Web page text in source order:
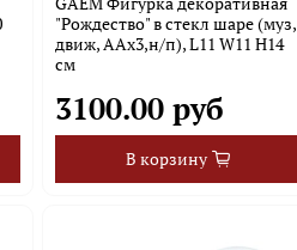
"Рождество" в стекл шаре (муз,
движ, ААх3,н/п), L11 W11 H14
см
3100.00 руб
В корзину